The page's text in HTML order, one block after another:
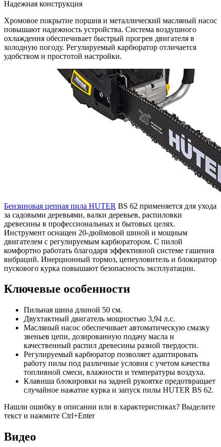
Надежная конструкция
Хромовое покрытие поршня и металлический масляный насос
повышают надежность устройства. Система воздушного
охлаждения обеспечивает быстрый прогрев двигателя в
холодную погоду. Регулируемый карбюратор отличается
удобством и простотой настройки.
Бензиновая цепная пила HUTER BS 62 применяется для ухода
за садовыми деревьями, валки деревьев, распиловки
древесины в профессиональных и бытовых целях.
Инструмент оснащен 20-дюймовой шиной и мощным
двигателем с регулируемым карбюратором. С пилой
комфортно работать благодаря эффективной системе гашения
вибраций. Инерционный тормоз, цепеуловитель и блокиратор
пускового курка повышают безопасность эксплуатации.
Ключевые особенности
Пильная шина длиной 50 см.
Двухтактный двигатель мощностью 3,94 л.с.
Масляный насос обеспечивает автоматическую смазку
звеньев цепи, дозированную подачу масла и
качественный распил древесины разной твердости.
Регулируемый карбюратор позволяет адаптировать
работу пилы под различные условия с учетом качества
топливной смеси, влажности и температуры воздуха.
Клавиша блокировки на задней рукоятке предотвращает
случайное нажатие курка и запуск пилы HUTER BS 62.
Нашли ошибку в описании или в характеристиках? Выделите
текст и нажмите Ctrl+Enter
Видео